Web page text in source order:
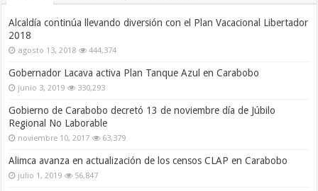
Alcaldía continúa llevando diversión con el Plan Vacacional Libertador
2018
agosto 13, 2018 444,374
Gobernador Lacava activa Plan Tanque Azul en Carabobo
junio 3, 2019 330,293
Gobierno de Carabobo decretó 13 de noviembre día de Júbilo
Regional No Laborable
noviembre 10, 2017 63,379
Alimca avanza en actualización de los censos CLAP en Carabobo
julio 1, 2019 56,847